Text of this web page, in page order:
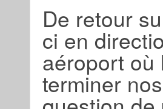
De retour
ci en
aéroport où
terminer